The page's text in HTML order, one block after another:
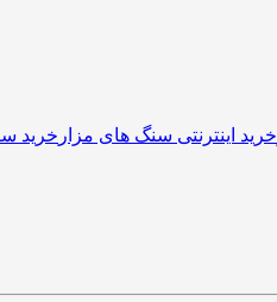
خرید اینترنتی سنگ های مزار خرید